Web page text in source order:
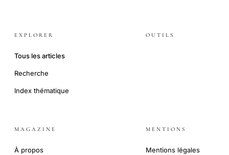
EXPLORER
Tous les articles
Recherche
Index thématique
OUTILS
MAGAZINE
À propos
MENTIONS
Mentions légales